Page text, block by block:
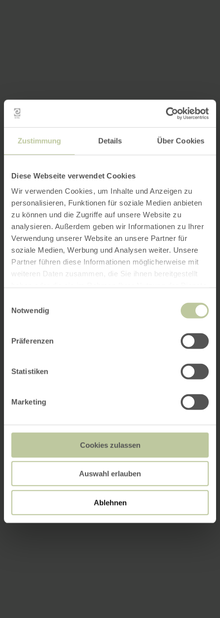
Zustimmung Details Über Cookies
Diese Webseite verwendet Cookies
Wir verwenden Cookies, um Inhalte und Anzeigen zu
personalisieren, Funktionen für soziale Medien anbieten
zu können und die Zugriffe auf unsere Website zu
analysieren. Außerdem geben wir Informationen zu Ihrer
Verwendung unserer Website an unsere Partner für
soziale Medien, Werbung und Analysen weiter. Unsere
Partner führen diese Informationen möglicherweise mit
weiteren Daten zusammen, die Sie ihnen bereitgestellt
Notwendig
Präferenzen
Statistiken
Marketing
Cookies zulassen
Auswahl erlauben
Ablehnen